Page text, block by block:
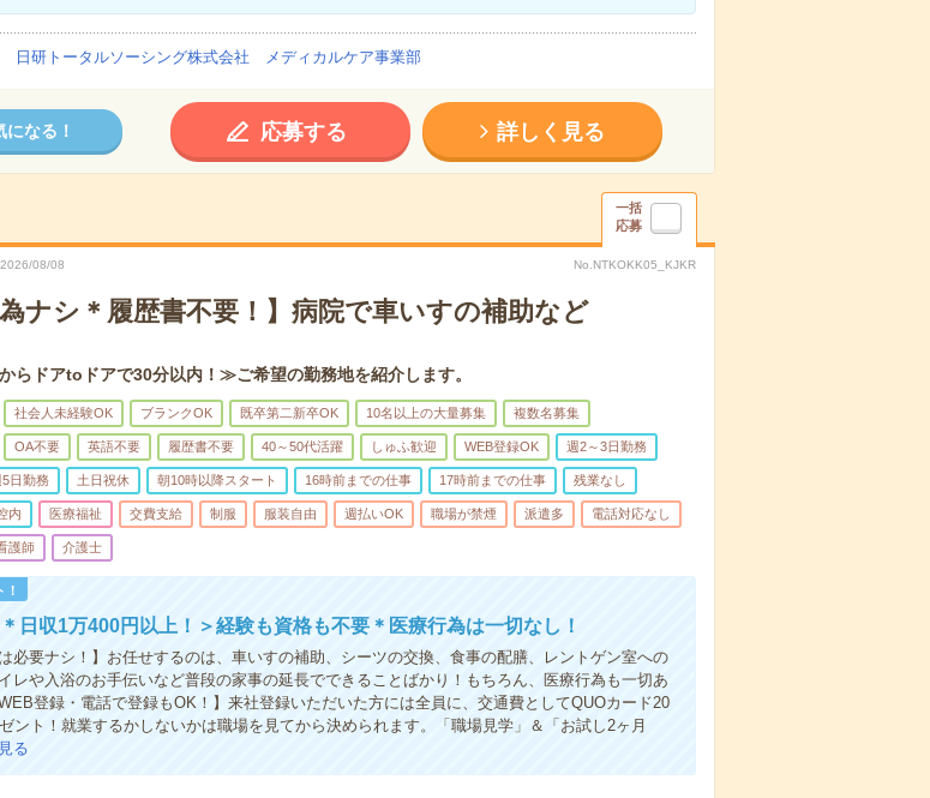
日研トータルソーシング株式会社 メディカルケア事業部
になる！ 応募する 詳しく見る
一括
応募
2026/08/08 No.NTKOKK05_KJKR
為ナシ＊履歴書不要！】病院で車いすの補助など
らドアtoドアで30分以内！≫ご希望の勤務地を紹介します。
社会人未経験OK ブランクOK 既卒第二新卒OK 10名以上の大量募集 複数名募集
OA不要 英語不要 履歴書不要 40～50代活躍 しゅふ歓迎 WEB登録OK 週2～3日勤務
5日勤務 土日祝休 朝10時以降スタート 16時前までの仕事 17時前までの仕事 残業なし
内 医療福祉 交費支給 制服 服装自由 週払いOK 職場が禁煙 派遣多 電話対応なし
護師 介護士
日収1万400円以上！＞経験も資格も不要＊医療行為は一切なし！
は必要ナシ！】お任せするのは、車いすの補助、シーツの交換、食事の配膳、レントゲン室への
レや入浴のお手伝いなど普段の家事の延長でできることばかり！もちろん、医療行為も一切あ
登録・電話で登録もOK！】来社登録いただいた方には全員に、交通費としてQUOカード20
ント！就業するかしないかは職場を見てから決められます。「職場見学」＆「お試し2ヶ月
る